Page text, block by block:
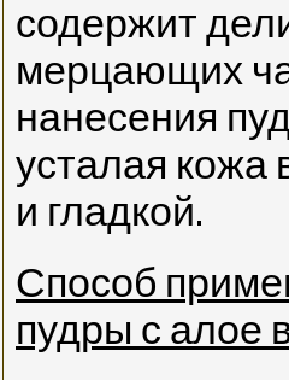
содержит
мерцающих
нанесения
усталая кожа
и гладкой.
Способ
пудры с алое